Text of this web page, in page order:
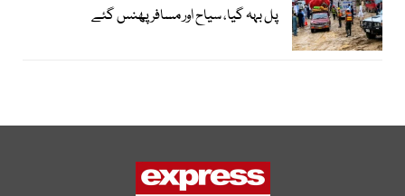
پل بہہ گیا، سیاح اور مسافر پھنس گئے